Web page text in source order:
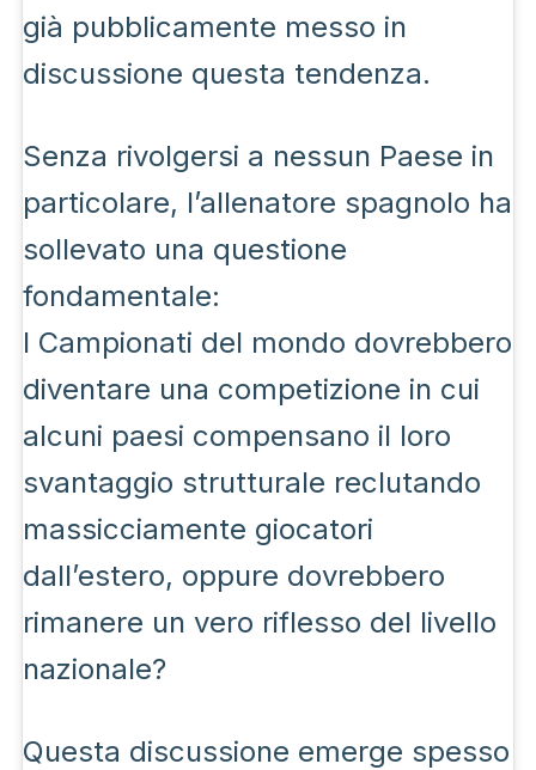
già pubblicamente messo in
discussione questa tendenza.
Senza rivolgersi a nessun Paese in
particolare, l’allenatore spagnolo ha
sollevato una questione
fondamentale:
I Campionati del mondo dovrebbero
diventare una competizione in cui
alcuni paesi compensano il loro
svantaggio strutturale reclutando
massicciamente giocatori
dall’estero, oppure dovrebbero
rimanere un vero riflesso del livello
nazionale?
Questa discussione emerge spesso